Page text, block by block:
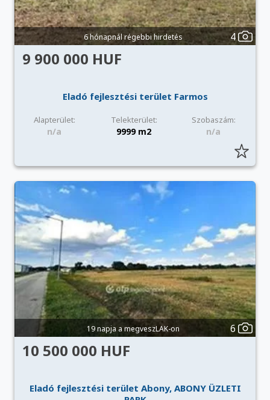
6 hónapnál régebbi hirdetés 4
9 900 000 HUF
Eladó fejlesztési terület Farmos
Alapterület: Telekterület: Szobaszám:
n/a 9999 m2 n/a
19 napja a megveszLAK-on 6
10 500 000 HUF
Eladó fejlesztési terület Abony, ABONY ÜZLETI